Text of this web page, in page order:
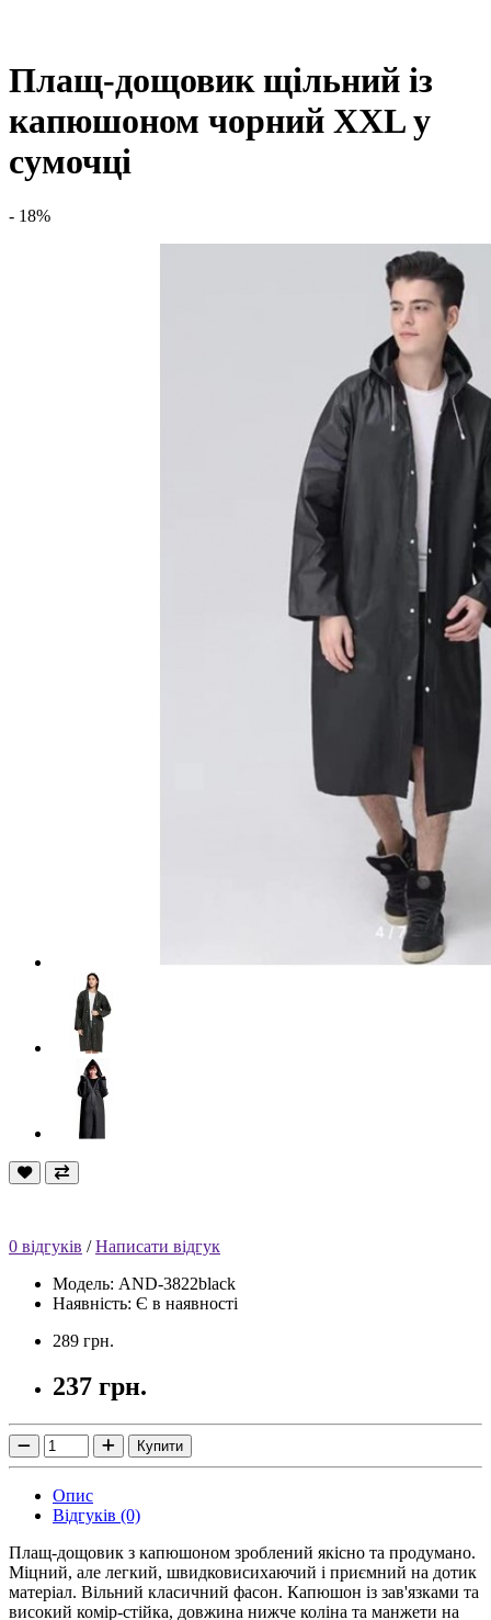
Плащ-дощовик щільний із
капюшоном чорний ХXL у
сумочці
- 18%
0 відгуків /Написати відгук
Модель: AND-3822black
Наявність: Є в наявності
289 грн.
237 грн.
Купити
Опис
Відгуків (0)
Плащ-дощовик з капюшоном зроблений якісно та продумано.
Міцний, але легкий, швидковисихаючий і приємний на дотик
матеріал. Вільний класичний фасон. Капюшон із зав'язками та
високий комір-стійка, довжина нижче коліна та манжети на